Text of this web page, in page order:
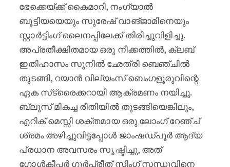
ഭേക്കെയ്ക്ക് കൈമാറി, നംഗ്യാൽ
ബൂട്ടിയയെയും സുരേഷ് വാങ്‌ജാമിനെയും
സ്റ്റാർട്ടിംഗ് ലൈനപ്പിലേക്ക് തിരിച്ചുവിളിച്ചു.
അപ്രതീക്ഷിതമായ ഒരു നീക്കത്തിൽ, ക്ലബ്
ഇതിഹാസം സുനിൽ ഛേത്രി ബെഞ്ചിൽ
തുടങ്ങി, റയാൻ വില്യംസ് ബെംഗളൂരുവിന്റെ
ഏക സ്‌ട്രൈക്കറായി ആക്രമണം നയിച്ചു.
ബ്ലൂസ് മികച്ച രീതിയിൽ തുടങ്ങിയെങ്കിലും,
എറിക് മെസ്സി ശക്തമായ ഒരു ലോംഗ് റേഞ്ച്
ശ്രമം അഴിച്ചുവിട്ടപ്പോൾ ജാംഷഡ്പൂർ ആദ്യ
പ്രധാന അവസരം സൃഷ്ടിച്ചു, അത്
ഗോൾകീപ്പർ ഗുർപ്രീത് സിംഗ് സന്ധുവിനെ